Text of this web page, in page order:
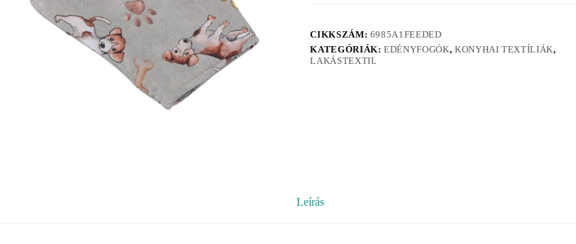
CIKKSZÁM: 6985A1FEEDED
KATEGÓRIÁK:EDÉNYFOGÓK, KONYHAI TEXTÍLIÁK,
LAKÁSTEXTIL
Leírás